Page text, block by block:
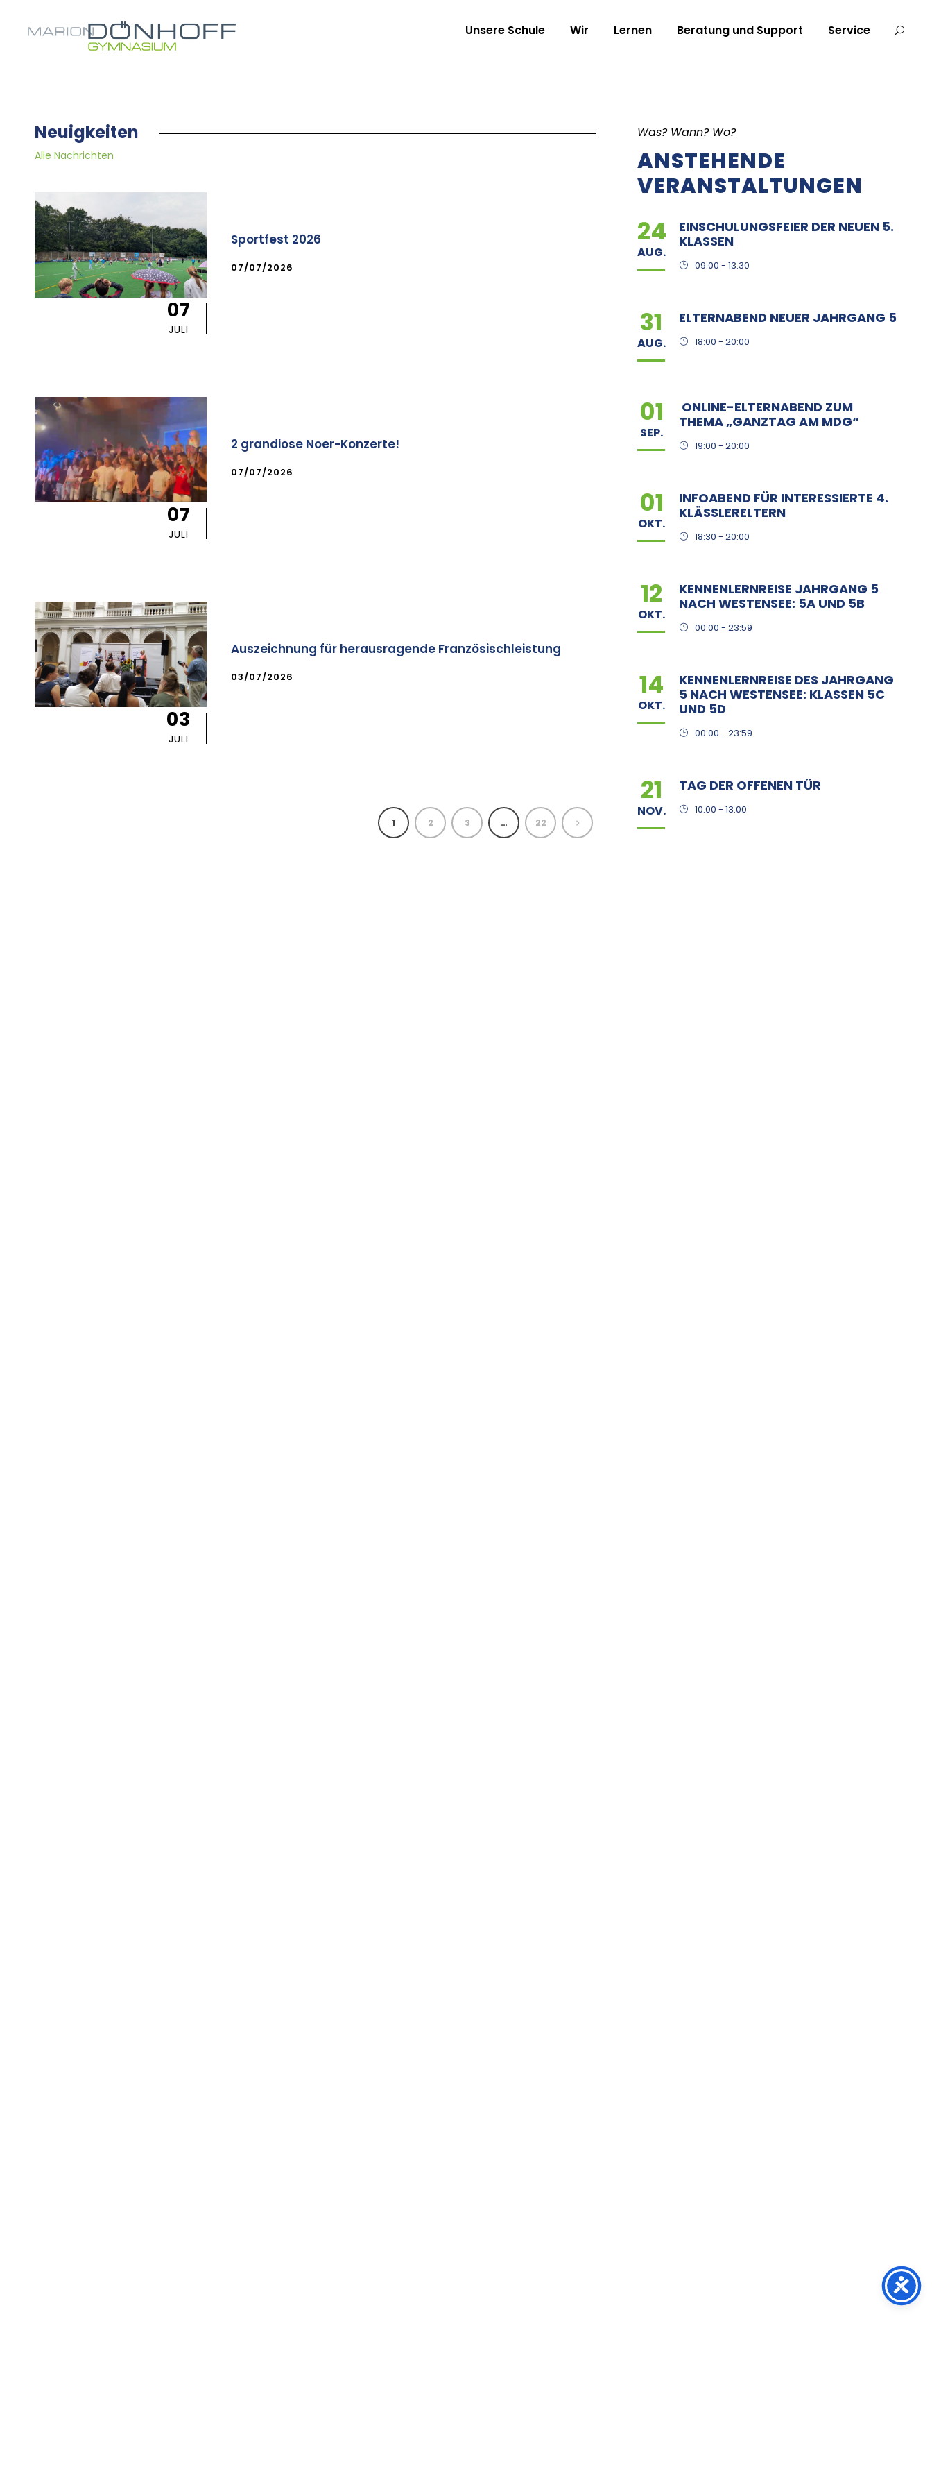
Unsere Schule Wir Lernen Beratung und Support Service
Neuigkeiten
Alle Nachrichten
07
JULI
Sportfest 2026
07/07/2026
07
JULI
2 grandiose Noer-Konzerte!
07/07/2026
03
JULI
Auszeichnung für herausragende Französischleistung
03/07/2026
1 2 3 … 22
Was? Wann? Wo?
ANSTEHENDE
VERANSTALTUNGEN
24
AUG.
EINSCHULUNGSFEIER DER NEUEN 5.
KLASSEN
09:00 - 13:30
31
AUG.
ELTERNABEND NEUER JAHRGANG 5
18:00 - 20:00
01
SEP.
ONLINE-ELTERNABEND ZUM
THEMA „GANZTAG AM MDG“
19:00 - 20:00
01
OKT.
INFOABEND FÜR INTERESSIERTE 4.
KLÄSSLERELTERN
18:30 - 20:00
12
OKT.
KENNENLERNREISE JAHRGANG 5
NACH WESTENSEE: 5A UND 5B
00:00 - 23:59
14
OKT.
KENNENLERNREISE DES JAHRGANG
5 NACH WESTENSEE: KLASSEN 5C
UND 5D
00:00 - 23:59
21
NOV.
TAG DER OFFENEN TÜR
10:00 - 13:00